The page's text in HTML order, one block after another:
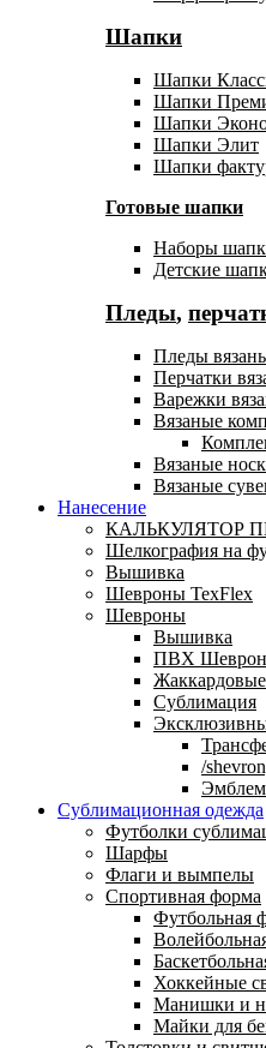
Шапки
Шапки
Шапки
Шапки
Шапки Элит
Шапки
Готовые шапки
Наборы
Детские
Пледы,
Пледы
Перчатки
Варежки
Вязаные
Вязаные
Вязаные
Нанесение
КАЛЬКУЛЯТОР
Шелкография на
Вышивка
Шевроны TexFlex
Шевроны
Вышивка
ПВХ
Сублимация
/
Сублимационная одежда
Футболки
Шарфы
Флаги и вымпелы
Спортивная форма
Футбольная
Хоккейные
Манишки и
Майки для